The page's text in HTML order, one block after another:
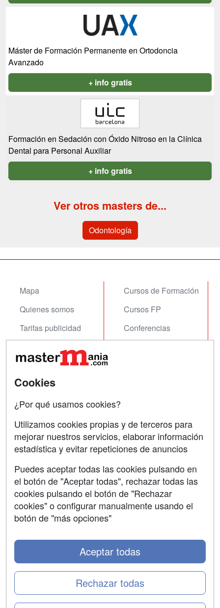
Máster de Formación Permanente en Ortodoncia
Avanzado
+ info gratis
Formación en Sedación con Óxido Nitroso en la Clínica
Dental para Personal Auxiliar
+ info gratis
Ver otros masters de...
Odontología
Mapa
Quienes somos
Tarifas publicidad
Acceso Centros
Cursos de Formación
Cursos FP
Conferencias
Contactar
Confidencialidad
Aviso legal
SÍGUENOS EN:
Grupo formazion:
Cookies
¿Por qué usamos cookies?
Utilizamos cookies propias y de terceros para
mejorar nuestros servicios, elaborar información
estadística y evitar repeticiones de anuncios
Puedes aceptar todas las cookies pulsando en
el botón de "Aceptar todas", rechazar todas las
cookies pulsando el botón de "Rechazar
cookies" o configurar manualmente usando el
botón de "más opciones"
Rechazar todas
Aceptar todas